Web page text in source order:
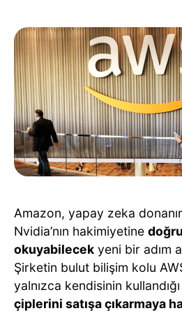
Amazon, yapay zeka
Nvidia’nın hakimiyetine
okuyabilecek yeni bir adım
Şirketin bulut bilişim kolu
yalnızca kendisinin kullandığı
çiplerini satışa çıkarmaya